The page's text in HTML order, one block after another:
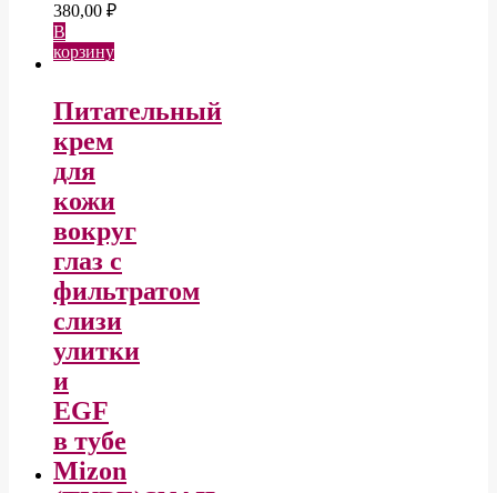
380,00 ₽
В
корзину
Питательный
крем
для
кожи
вокруг
глаз с
фильтратом
слизи
улитки
и
EGF
в тубе
Mizon